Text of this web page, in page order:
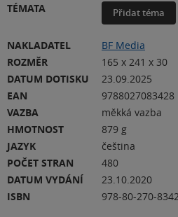
TÉMATA
Přidat téma
NAKLADATEL
BF Media
ROZMĚR
165 x 241 x 30
DATUM DOTISKU
23.09.2025
EAN
9788027083428
VAZBA
měkká vazba
HMOTNOST
879 g
JAZYK
čeština
POČET STRAN
480
DATUM VYDÁNÍ
23.10.2020
ISBN
978-80-270-